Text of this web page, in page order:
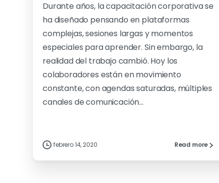
Durante años, la capacitación corporativa se
ha diseñado pensando en plataformas
complejas, sesiones largas y momentos
especiales para aprender. Sin embargo, la
realidad del trabajo cambió. Hoy los
colaboradores están en movimiento
constante, con agendas saturadas, múltiples
canales de comunicación...
febrero 14, 2020 Read more